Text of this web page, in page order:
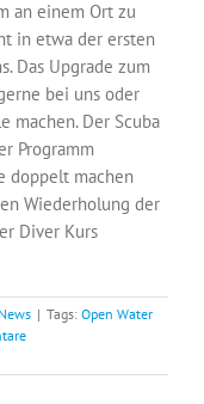
an einem Ort zu
in etwa der ersten
Das Upgrade zum
bei uns oder
machen. Der Scuba
Programm
doppelt machen
Wiederholung der
Diver Kurs
News | Tags: Open Water